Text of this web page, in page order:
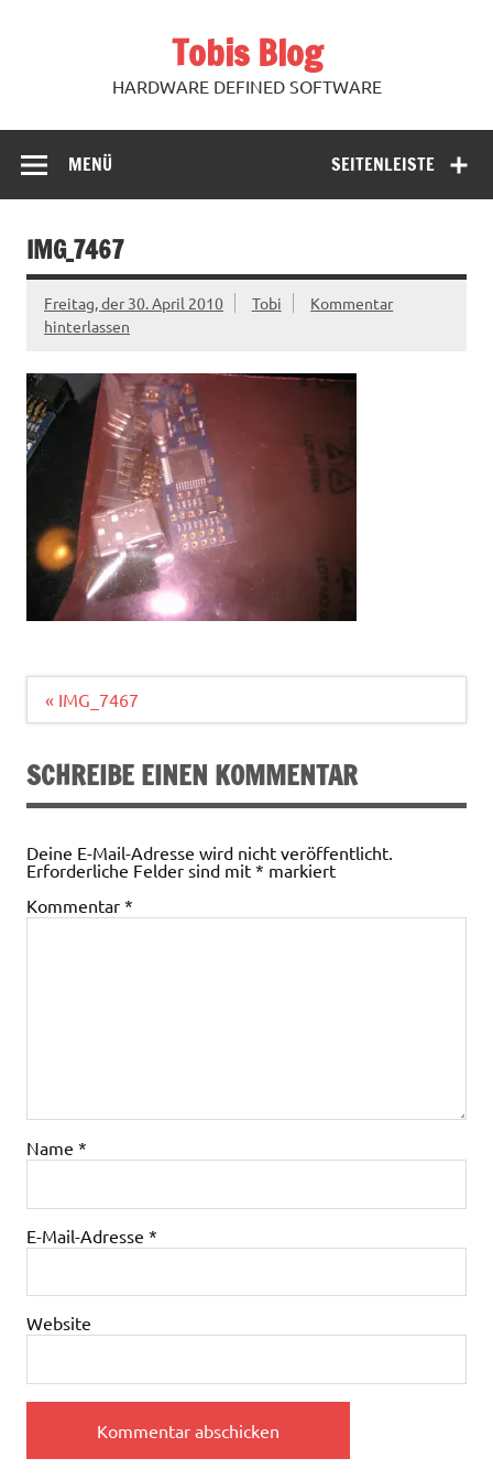
Tobis Blog
HARDWARE DEFINED SOFTWARE
SEITENLEISTE
MENÜ
IMG_7467
Freitag, der 30. April 2010 Tobi
Kommentar
hinterlassen
Beitragsnavigation
« IMG_7467
SCHREIBE EINEN KOMMENTAR
Deine E-Mail-Adresse wird nicht veröffentlicht.
Erforderliche Felder sind mit * markiert
Kommentar *
Name *
E-Mail-Adresse *
Website